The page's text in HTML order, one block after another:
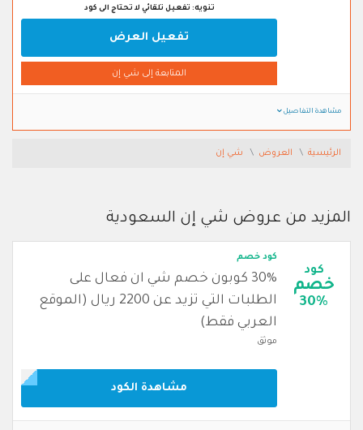
تنويه: تفعيل تلقائي لا تحتاج الى كود
تفعيل العرض
المتابعة إلى شي إن
مشاهدة التفاصيل
الرئيسية العروض شي إن
المزيد من عروض شي إن السعودية
كود
خصم
30%
كود خصم
30% كوبون خصم شي ان فعال على
الطلبات التي تزيد عن 2200 ريال (الموقع
العربي فقط)
موثق
مشاهدة الكود